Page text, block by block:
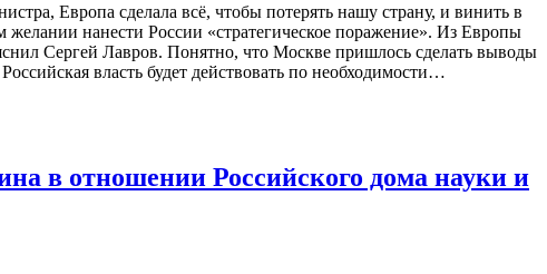
Европа сделала всё, чтобы потерять нашу страну, и винить в
нанести России «стратегическое поражение». Из Европы
Сергей Лавров. Понятно, что Москве пришлось сделать выводы
власть будет действовать по необходимости…
в отношении Российского дома науки и